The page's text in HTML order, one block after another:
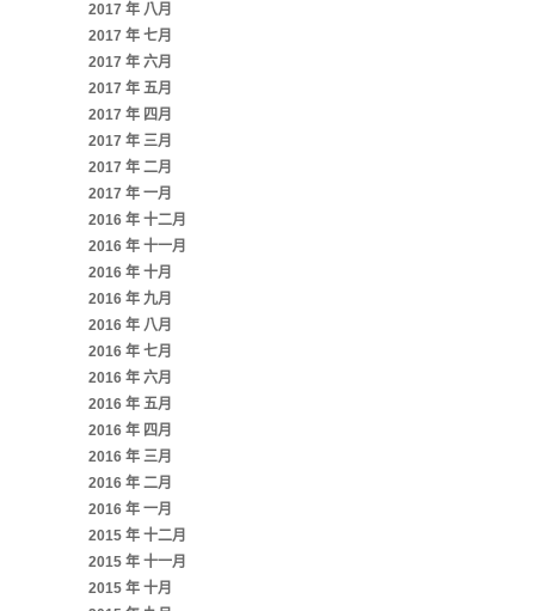
2017 年 八月
2017 年 七月
2017 年 六月
2017 年 五月
2017 年 四月
2017 年 三月
2017 年 二月
2017 年 一月
2016 年 十二月
2016 年 十一月
2016 年 十月
2016 年 九月
2016 年 八月
2016 年 七月
2016 年 六月
2016 年 五月
2016 年 四月
2016 年 三月
2016 年 二月
2016 年 一月
2015 年 十二月
2015 年 十一月
2015 年 十月